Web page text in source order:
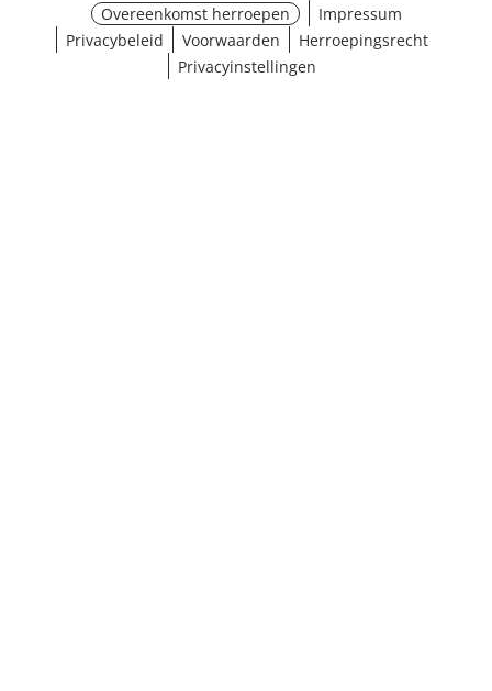
Overeenkomst herroepen
Impressum
Privacybeleid
Voorwaarden
Herroepingsrecht
Privacyinstellingen